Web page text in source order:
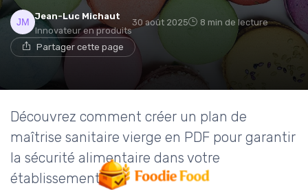
Jean-Luc Michaut
Innovateur en produits
30 août 2025 8 min de lecture
Partager cette page
Découvrez comment créer un plan de
maîtrise sanitaire vierge en PDF pour garantir
la sécurité alimentaire dans votre
établissement.